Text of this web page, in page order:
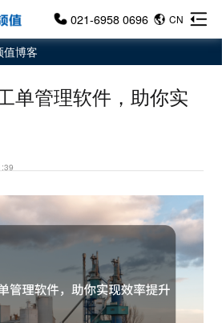
021-6958 0696 CN
值博客
管理软件，助你实